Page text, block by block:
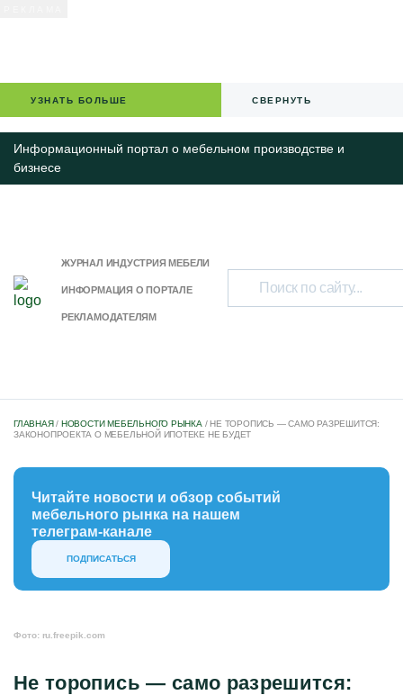
УЗНАТЬ БОЛЬШЕ СВЕРНУТЬ
Информационный портал о мебельном производстве и
бизнесе
ЖУРНАЛ ИНДУСТРИЯ МЕБЕЛИ
ИНФОРМАЦИЯ О ПОРТАЛЕ
РЕКЛАМОДАТЕЛЯМ
ГЛАВНАЯ/ НОВОСТИ МЕБЕЛЬНОГО РЫНКА / НЕ ТОРОПИСЬ — САМО РАЗРЕШИТСЯ:
ЗАКОНОПРОЕКТА О МЕБЕЛЬНОЙ ИПОТЕКЕ НЕ БУДЕТ
Читайте новости и обзор событий
мебельного рынка на нашем
телеграм-канале
ПОДПИСАТЬСЯ
Фото: ru.freepik.com
Не торопись — само разрешится: